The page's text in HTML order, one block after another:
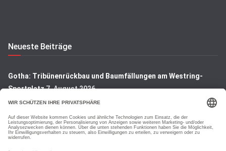
Neueste Beiträge
Gotha: Tribünenrückbau und Baumfällungen am Westring-
Sportplatz7. August 2026
August 2026